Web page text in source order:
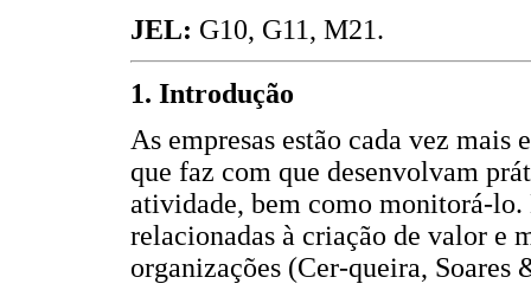
JEL: G10, G11, M21.
1. Introdução
As empresas estão cada vez
que faz com que desenvolvam
atividade, bem como monitorá-lo.
relacionadas à criação de valor e
organizações (Cer-queira, Soares